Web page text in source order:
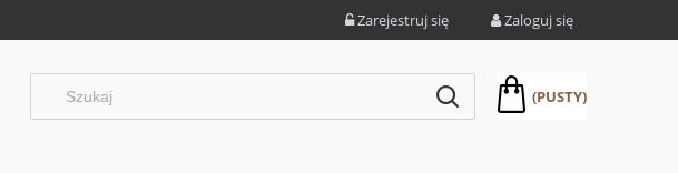
Zarejestruj się Zaloguj się
(PUSTY)